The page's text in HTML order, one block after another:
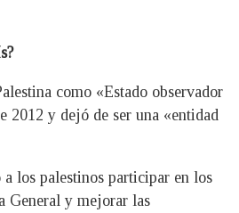
como «Estado observador
2012 y dejó de ser una «entidad
los palestinos participar en los
General y mejorar las